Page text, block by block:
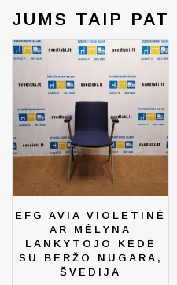
JUMS TAIP
EFG AVIA VIOLETINĖ
AR MĖLYNA
LANKYTOJO KĖDĖ
SU BERŽO NUGARA,
ŠVEDIJA